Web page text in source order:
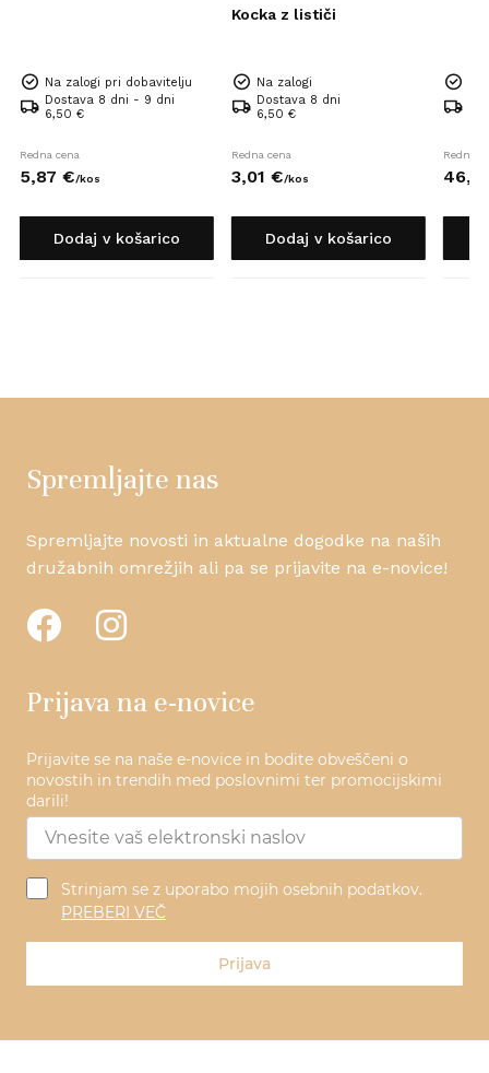
Na zalogi pri dobavitelju
Dostava 8 dni - 9 dni
6,50 €
Redna cena
5,87 €/kos
Dodaj v košarico
Kocka z lističi
Na zalogi
Dostava 8 dni
6,50 €
Redna cena
3,01 €/kos
Dodaj v košarico
Redna
46,
Spremljajte nas
Spremljajte novosti in aktualne dogodke na naših
družabnih omrežjih ali pa se prijavite na e-novice!
Prijava na e-novice
Prijavite se na naše e-novice in bodite obveščeni o
novostih in trendih med poslovnimi ter promocijskimi
darili!
Strinjam se z uporabo mojih osebnih podatkov.
PREBERI VEČ
Prijava